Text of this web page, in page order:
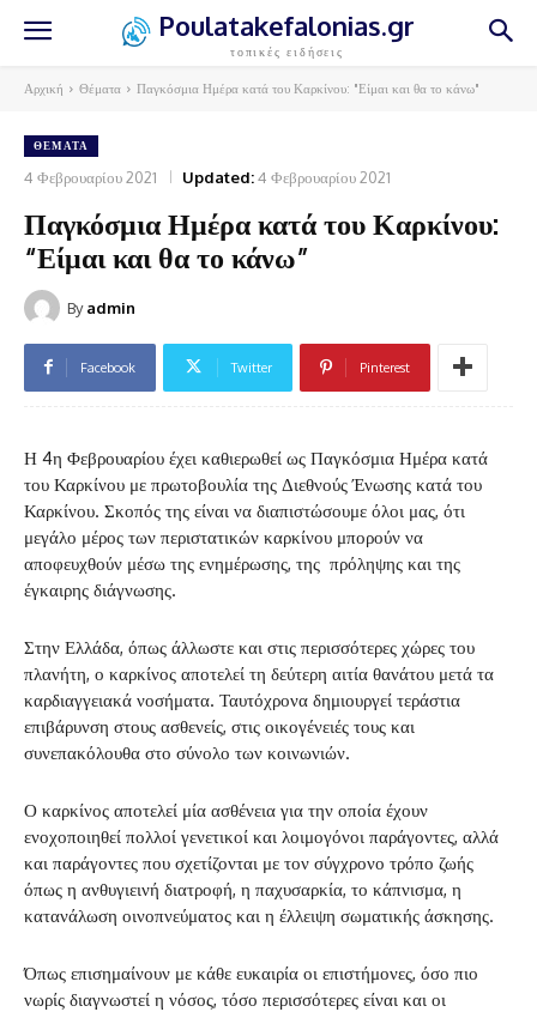
Poulatakefalonias.gr
τοπικές ειδήσεις
Αρχική Θέματα Παγκόσμια Ημέρα κατά του Καρκίνου: "Είμαι και θα το κάνω"
ΘΈΜΑΤΑ
4 Φεβρουαρίου 2021 Updated:4 Φεβρουαρίου 2021
Παγκόσμια Ημέρα κατά του Καρκίνου:
“Είμαι και θα το κάνω”
By admin
Facebook Twitter Pinterest
Η 4η Φεβρουαρίου έχει καθιερωθεί ως Παγκόσμια Ημέρα κατά
του Καρκίνου με πρωτοβουλία της Διεθνούς Ένωσης κατά του
Καρκίνου. Σκοπός της είναι να διαπιστώσουμε όλοι μας, ότι
μεγάλο μέρος των περιστατικών καρκίνου μπορούν να
αποφευχθούν μέσω της ενημέρωσης, της πρόληψης και της
έγκαιρης διάγνωσης.
Στην Ελλάδα, όπως άλλωστε και στις περισσότερες χώρες του
πλανήτη, ο καρκίνος αποτελεί τη δεύτερη αιτία θανάτου μετά τα
καρδιαγγειακά νοσήματα. Ταυτόχρονα δημιουργεί τεράστια
επιβάρυνση στους ασθενείς, στις οικογένειές τους και
συνεπακόλουθα στο σύνολο των κοινωνιών.
Ο καρκίνος αποτελεί μία ασθένεια για την οποία έχουν
ενοχοποιηθεί πολλοί γενετικοί και λοιμογόνοι παράγοντες, αλλά
και παράγοντες που σχετίζονται με τον σύγχρονο τρόπο ζωής
όπως η ανθυγιεινή διατροφή, η παχυσαρκία, το κάπνισμα, η
κατανάλωση οινοπνεύματος και η έλλειψη σωματικής άσκησης.
Όπως επισημαίνουν με κάθε ευκαιρία οι επιστήμονες, όσο πιο
νωρίς διαγνωστεί η νόσος, τόσο περισσότερες είναι και οι